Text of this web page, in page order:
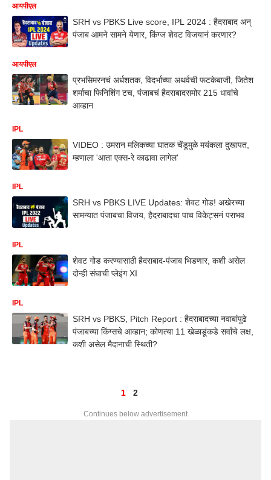
आयपीएल
SRH vs PBKS Live score, IPL 2024 : हैदराबाद अन्
पंजाब आमने सामने येणार, किंग्ज शेवट विजयानं करणार?
आयपीएल
प्रभसिमरनचं अर्धशतक, विदर्भाच्या अथर्वची फटकेबाजी, जितेश
शर्माचा फिनिशिंग टच, पंजाबचं हैदराबादसमोर 215 धावांचे
आव्हान
IPL
VIDEO : उमरान मलिकच्या घातक चेंडूमुळे मयंकला दुखापत,
म्हणाला 'आता एक्स-रे काढावा लागेल'
IPL
SRH vs PBKS LIVE Updates: शेवट गोड! अखेरच्या
सामन्यात पंजाबचा विजय, हैदराबादचा पाच विकेट्सनं पराभव
IPL
शेवट गोड करण्यासाठी हैदराबाद-पंजाब भिडणार, कशी असेल
दोन्ही संघाची प्लेइंग XI
IPL
SRH vs PBKS, Pitch Report : हैदराबादच्या नवाबांपुढे
पंजाबच्या किंग्सचे आव्हान; कोणत्या 11 खेळाडूंकडे सर्वांचे लक्ष,
कशी असेल मैदानाची स्थिती?
1 2
Continues below advertisement